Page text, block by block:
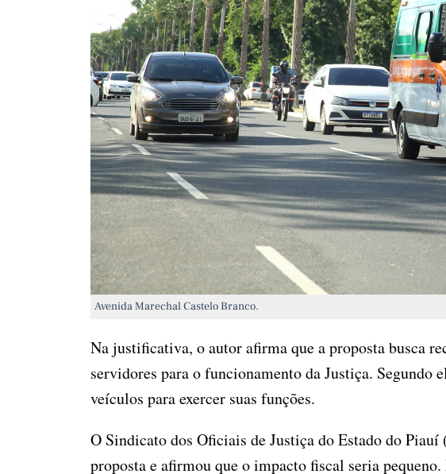
Avenida Marechal Castelo Branco.
Na justificativa, o autor afirma que a proposta busca
servidores para o funcionamento da Justiça.
veículos para exercer suas funções.
O Sindicato dos Oficiais de Justiça do Estado do
proposta e afirmou que o impacto fiscal seria